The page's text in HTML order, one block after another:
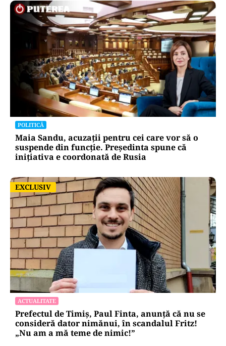
POLITICĂ
Maia Sandu, acuzații pentru cei care vor să o
suspende din funcție. Președinta spune că
inițiativa e coordonată de Rusia
EXCLUSIV
EXCLUSIV
ACTUALITATE
Prefectul de Timiș, Paul Finta, anunță că nu se
consideră dator nimănui, în scandalul Fritz!
„Nu am a mă teme de nimic!”